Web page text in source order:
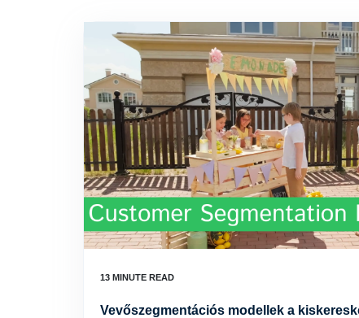
Vevőszegmentációs modellek a